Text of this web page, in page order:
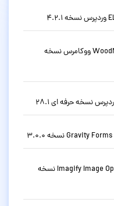
قالب فروشگاهی چندمنظوره وودمارت WoodMart ووکامرس نسخه
افزونه بهینه سازی تصاویر وردپرس Imagify Image Optimizer نسخه